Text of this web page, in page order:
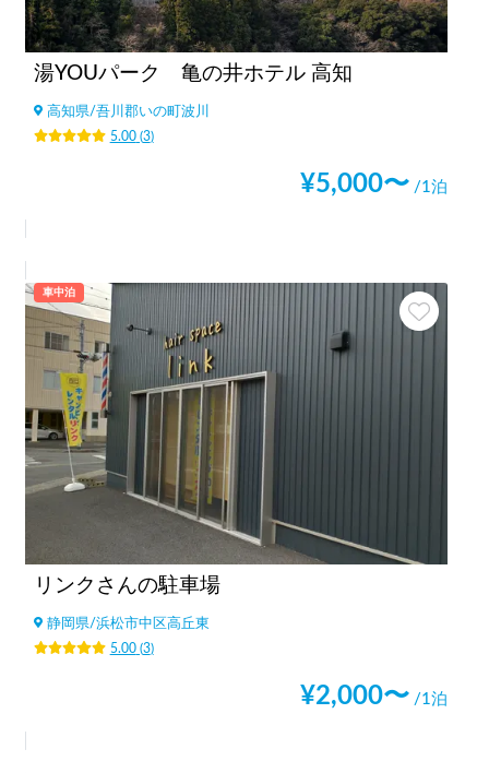
湯YOUパーク 亀の井ホテル 高知
高知県/吾川郡いの町波川
5.00(3)
¥5,000〜 /1泊
車中泊
リンクさんの駐車場
静岡県/浜松市中区高丘東
5.00(3)
¥2,000〜 /1泊